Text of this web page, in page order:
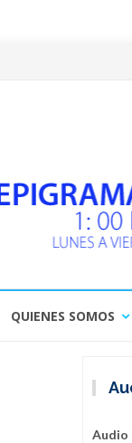
QUIENES SOMOS
Audio